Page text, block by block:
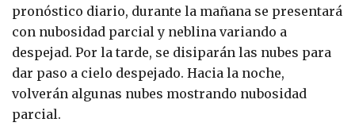
pronóstico diario, durante la mañana se presentará
con nubosidad parcial y neblina variando a
despejad. Por la tarde, se disiparán las nubes para
dar paso a cielo despejado. Hacia la noche,
volverán algunas nubes mostrando nubosidad
parcial.